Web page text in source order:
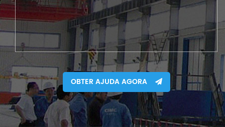
OBTER AJUDA AGORA